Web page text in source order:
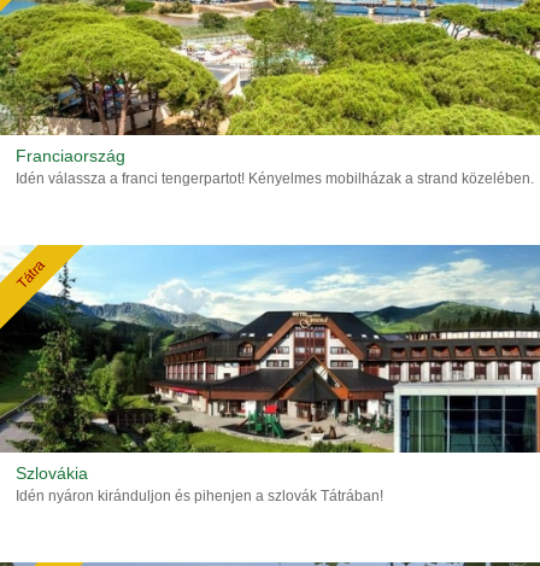
Franciaország
Idén válassza a franci tengerpartot! Kényelmes mobilházak a strand közelében.
Tátra
Szlovákia
Idén nyáron kiránduljon és pihenjen a szlovák Tátrában!